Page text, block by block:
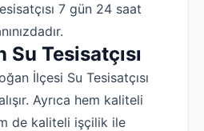
7 gün 24 saat
Su Tesisatçısı
İlçesi Su Tesisatçısı
Ayrıca hem kaliteli
de kaliteli işçilik ile